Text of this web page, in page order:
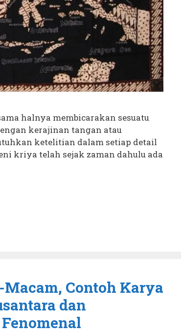
halnya membicarakan sesuatu
kerajinan tangan atau
ketelitian dalam setiap detail
kriya telah sejak zaman dahulu ada
Contoh Karya
dan